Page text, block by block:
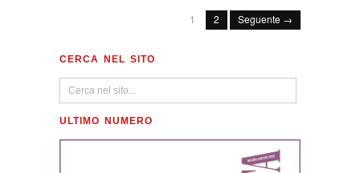
1 2 Seguente →
CERCA NEL SITO
ULTIMO NUMERO